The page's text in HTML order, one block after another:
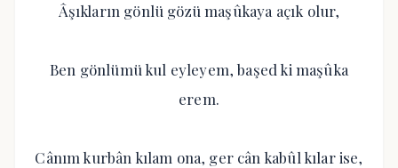
Âşıkların gönlü gözü maşûkaya açık olur,
Ben gönlümü kul eyleyem, başed ki maşûka
erem.
Cânım kurbân kılam ona, ger cân kabûl kılar ise,